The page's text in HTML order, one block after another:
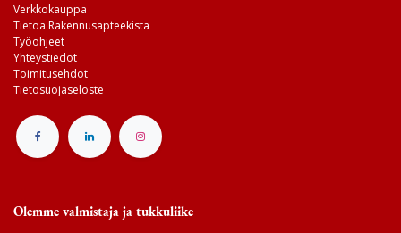
Verkkokauppa
Tietoa Rakennusapteekista
Työohjeet
Yhteystiedot
Toimitusehdot
Tietosuojaseloste
Olemme valmistaja ja tukkuliike